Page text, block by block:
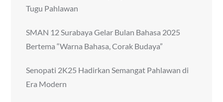
Tugu Pahlawan
SMAN 12 Surabaya Gelar Bulan Bahasa 2025
Bertema “Warna Bahasa, Corak Budaya”
Senopati 2K25 Hadirkan Semangat Pahlawan di
Era Modern